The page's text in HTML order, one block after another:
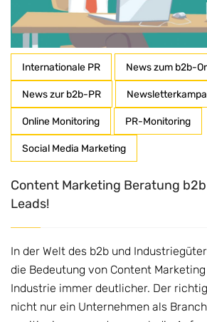
Internationale PR News zum b2b-
News zur b2b-PR
Online Monitoring PR-Monitoring
Social Media Marketing
Content Marketing Beratung
Leads!
In der Welt des b2b und
die Bedeutung von Content
Industrie immer deutlicher. Der
nicht nur ein Unternehmen als